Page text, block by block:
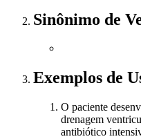
Sinônimo de
Exemplos de
O paciente
drenagem
antibiótico